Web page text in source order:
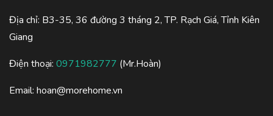
Địa chỉ: B3-35, 36 đường 3 tháng 2, TP. Rạch Giá, Tỉnh Kiên
Giang
Điện thoại: 0971982777 (Mr.Hoàn)
Email: hoan@morehome.vn